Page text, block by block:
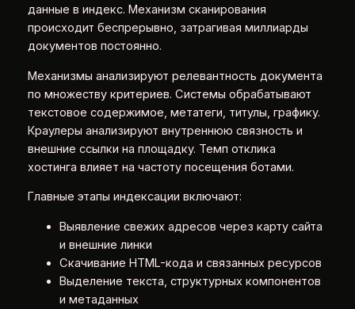
данные в индекс. Механизм сканирования
происходит беспрерывно, затрагивая миллиарды
документов постоянно.
Механизмы анализируют релевантность документа
по множеству критериев. Системы обрабатывают
текстовое содержимое, метатеги, титулы, графику.
Краулеры анализируют внутреннюю связность и
внешние ссылки на площадку. Темп отклика
хостинга влияет на частоту посещения ботами.
Главные этапы индексации включают:
Выявление свежих адресов через карту сайта
и внешние линки
Скачивание HTML-кода и связанных ресурсов
Выделение текста, структурных компонентов
и метаданных